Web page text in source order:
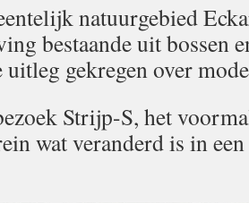
natuurgebied
bestaande uit bossen
uitleg gekregen over
Strijp-S, het
wat veranderd is in